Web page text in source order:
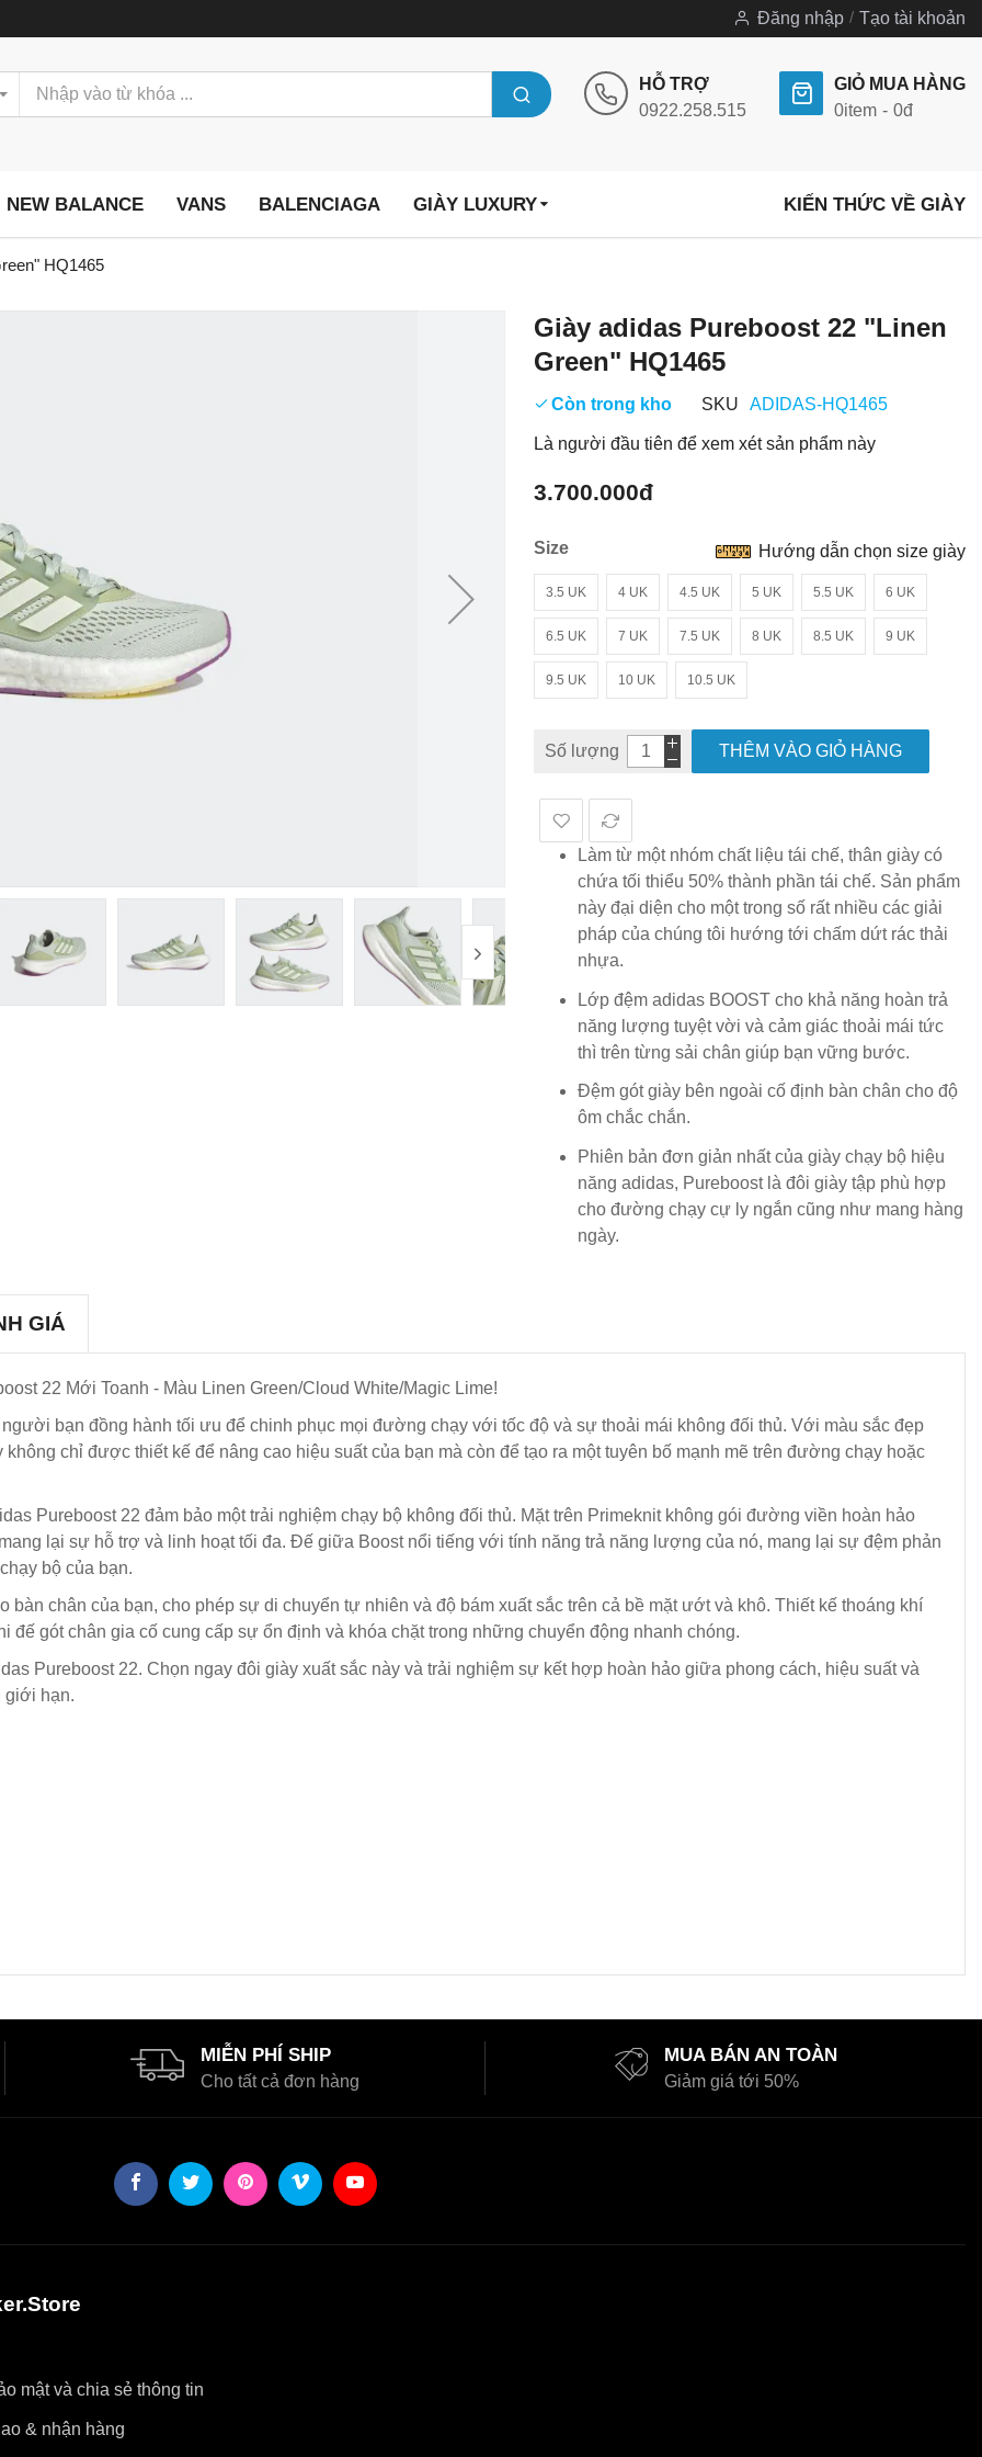
Đăng nhập Tạo tài khoản
HỖ TRỢ
0922.258.515
GIỎ MUA HÀNG
0item 0đ
NEW BALANCE VANS BALENCIAGA GIÀY LUXURY KIẾN THỨC VỀ GIÀY
HQ1465
Giày adidas Pureboost 22 "Linen
Green" HQ1465
Còn trong kho SKU ADIDAS-HQ1465
Là người đầu tiên để xem xét sản phẩm này
3.700.000đ
Size
3.5 UK 4 UK 4.5 UK 5 UK 5.5 UK 6 UK
6.5 UK 7 UK 7.5 UK 8 UK 8.5 UK 9 UK
9.5 UK 10 UK 10.5 UK
Hướng dẫn chọn size giày
Số lượng THÊM VÀO GIỎ HÀNG
Làm từ một nhóm chất liệu tái chế, thân giày có
chứa tối thiểu 50% thành phần tái chế. Sản phẩm
này đại diện cho một trong số rất nhiều các giải
pháp của chúng tôi hướng tới chấm dứt rác thải
nhựa.
Lớp đệm adidas BOOST cho khả năng hoàn trả
năng lượng tuyệt vời và cảm giác thoải mái tức
thì trên từng sải chân giúp bạn vững bước.
Đệm gót giày bên ngoài cố định bàn chân cho độ
ôm chắc chắn.
Phiên bản đơn giản nhất của giày chạy bộ hiệu
năng adidas, Pureboost là đôi giày tập phù hợp
cho đường chạy cự ly ngắn cũng như mang hàng
ngày.
Chuyển
phần
hình
GIÁ
22 Mới Toanh - Màu Linen Green/Cloud White/Magic Lime!
bạn đồng hành tối ưu để chinh phục mọi đường chạy với tốc độ và sự thoải mái không đối thủ. Với màu sắc đẹp
chỉ được thiết kế để nâng cao hiệu suất của bạn mà còn để tạo ra một tuyên bố mạnh mẽ trên đường chạy hoặc
Pureboost 22 đảm bảo một trải nghiệm chạy bộ không đối thủ. Mặt trên Primeknit không gói đường viền hoàn hảo
lại sự hỗ trợ và linh hoạt tối đa. Đế giữa Boost nổi tiếng với tính năng trả năng lượng của nó, mang lại sự đệm phản
bộ của bạn.
chân của bạn, cho phép sự di chuyển tự nhiên và độ bám xuất sắc trên cả bề mặt ướt và khô. Thiết kế thoáng khí
đế gót chân gia cố cung cấp sự ổn định và khóa chặt trong những chuyển động nhanh chóng.
Pureboost 22. Chọn ngay đôi giày xuất sắc này và trải nghiệm sự kết hợp hoàn hảo giữa phong cách, hiệu suất và
giới hạn.
MIỄN PHÍ SHIP
Cho tất cả đơn hàng
MUA BÁN AN TOÀN
Giảm giá tới 50%
mật và chia sẻ thông tin
& nhận hàng